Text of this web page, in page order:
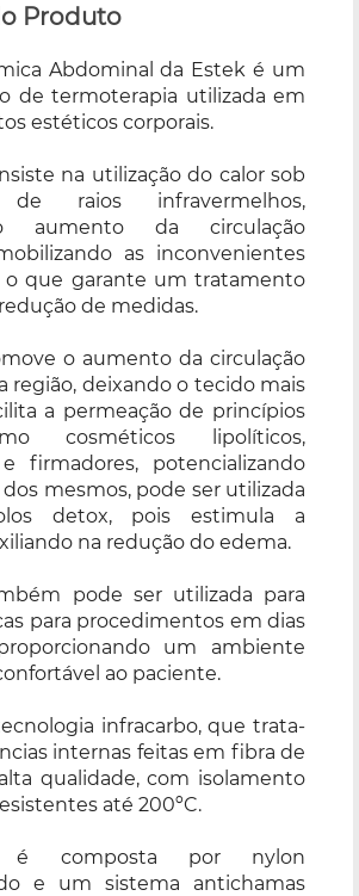
Produto
Abdominal da Estek é um
de termoterapia utilizada em
estéticos corporais.
na utilização do calor sob
raios infravermelhos,
aumento da circulação
as inconvenientes
o que garante um tratamento
de medidas.
o aumento da circulação
região, deixando o tecido mais
a permeação de princípios
cosméticos lipolíticos,
firmadores, potencializando
dos mesmos, pode ser utilizada
detox, pois estimula a
na redução do edema.
pode ser utilizada para
para procedimentos em dias
um ambiente
ao paciente.
infracarbo, que trata-
internas feitas em fibra de
qualidade, com isolamento
até 200ºC.
composta por nylon
e um sistema antichamas